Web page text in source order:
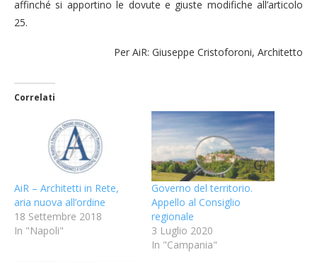
affinché si apportino le dovute e giuste modifiche all’articolo
25.
Per AiR: Giuseppe Cristoforoni, Architetto
Correlati
AiR – Architetti in Rete,
aria nuova all’ordine
18 Settembre 2018
In "Napoli"
Governo del territorio.
Appello al Consiglio
regionale
3 Luglio 2020
In "Campania"